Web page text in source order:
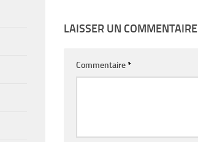
LAISSER UN COMMENTAIRE
Commentaire*